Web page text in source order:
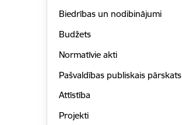
Biedrības un nodibinājumi
Budžets
Normatīvie akti
Pašvaldības publiskais pārskats
Attīstība
Projekti